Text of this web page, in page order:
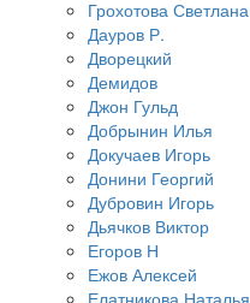
Грохотова Светлана
Дауров Р.
Дворецкий
Демидов
Джон Гульд
Добрынин Илья
Докучаев Игорь
Донини Георгий
Дубровин Игорь
Дьячков Виктор
Егоров Н
Ежов Алексей